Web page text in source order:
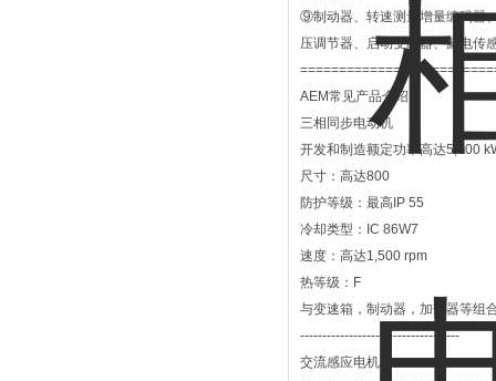
⑨制动器、转速测量增量编码器
压调节器、启动变阻器、漏电传
AEM常见产品介绍
三相同步电动机
开发和制造额定功率高达5,000
尺寸：高达800
防护等级：最高IP 55
冷却类型：IC 86W7
速度：高达1,500 rpm
热等级：F
与变速箱，制动器，加热器等组
------------------------------------
交流感应电机